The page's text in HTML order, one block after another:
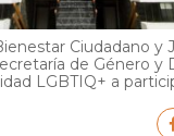
Ciudadano y
de Género y
LGBTIQ+ a